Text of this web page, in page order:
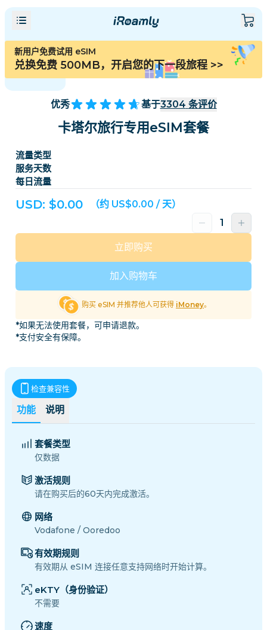
新用户免费试用 eSIM
兑换免费 500MB，开启您的下一段旅程 >>
优秀 基于3304 条评价
卡塔尔旅行专用eSIM套餐
流量类型
服务天数
每日流量
USD: $0.00 （约 US$0.00 / 天）
加入购物车
立即购买
购买 eSIM 并推荐他人可获得 iMoney。
*如果无法使用套餐，可申请退款。
*支付安全有保障。
功能 说明
检查兼容性
套餐类型
仅数据
激活规则
请在购买后的60天内完成激活。
网络
Vodafone / Ooredoo
有效期规则
有效期从 eSIM 连接任意支持网络时开始计算。
eKTY（身份验证）
不需要
速度